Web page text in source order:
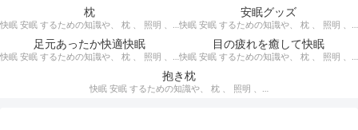
枕
快眠 安眠 するための知識や、 枕 、 照明 、 アロマ など、おすすめの グッズ などを紹介。 ぐっすり眠るために重要な枕選びのポイントや商品の紹介、 テンピュール 、 マニフレックス など。
安眠グッズ
快眠 安眠 するための知識や、 枕 、 照明 、 アロマ など、おすすめの グッズ などを紹介。 いろいろな 快眠 安眠 グッズ の紹介、足枕、うたた寝枕、目覚まし時計、入浴剤 など。
足元あったか快適快眠
快眠 安眠 するための知識や、 枕 、 照明 、 アロマ など、おすすめの グッズ などを紹介。 足元あったかで快適に眠るための 湯たんぽ あったか靴下 レッグウォーマー などの紹介です。
目の疲れを癒して快眠
快眠 安眠 するための知識や、 枕 、 照明 、 アロマ など、おすすめの グッズ などを紹介。 目の疲れを癒やす、 快眠、安眠 のための アイマスク アイピロー について。
抱き枕
快眠 安眠 するための知識や、 枕 、 照明 、 アロマ など、おすすめの グッズ などを紹介。 安心感を得る、リラックスして眠れるための 抱き枕 の紹介です。 妊婦さんや赤ちゃん、腰痛がある人におすすめ。